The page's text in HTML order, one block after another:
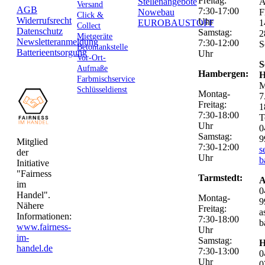
AGB
Widerrufsrecht
Datenschutz
Newsletteranmeldung
Batterieentsorgung
Mitglied
der
Initiative
"Fairness
im
Handel".
Nähere
Informationen:
www.fairness-
im-
handel.de
Versand
Click &
Collect
Mietgeräte
Betontankstelle
Vor-Ort-
Aufmaße
Farbmischservice
Schlüsseldienst
Nowebau
EUROBAUSTOFF
7:30-17:00
Uhr
Samstag:
7:30-12:00
Uhr
Hambergen:
Montag-
Freitag:
7:30-18:00
Uhr
Samstag:
7:30-12:00
Uhr
Tarmstedt:
Montag-
Freitag:
7:30-18:00
Uhr
Samstag:
7:30-13:00
Uhr